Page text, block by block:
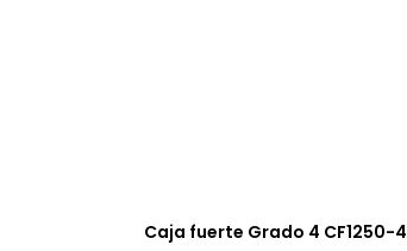
Caja fuerte Grado 4 CF1250-4